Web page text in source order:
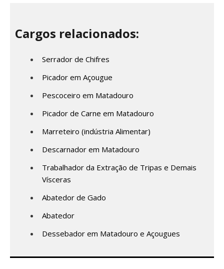
Cargos relacionados:
Serrador de Chifres
Picador em Açougue
Pescoceiro em Matadouro
Picador de Carne em Matadouro
Marreteiro (indústria Alimentar)
Descarnador em Matadouro
Trabalhador da Extração de Tripas e Demais
Vísceras
Abatedor de Gado
Abatedor
Dessebador em Matadouro e Açougues